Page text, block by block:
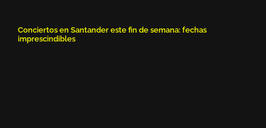
Conciertos en Santander este fin de semana: fechas
imprescindibles